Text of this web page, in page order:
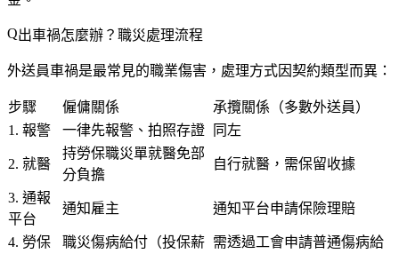
出車禍怎麼辦？職災處理流程
外送員車禍是最常見的職業傷害，處理方式因契約類型而異：
步驟 僱傭關係
承攬關係（多數外送員）
1. 報警
一律先報警、拍照存證 同左
2. 就醫
持勞保職災單就醫免部
分負擔
自行就醫，需保留收據
3. 通報
平台
通知雇主 通知平台申請保險理賠
4. 勞保
職災傷病給付（投保薪 需透過工會申請普通傷病給